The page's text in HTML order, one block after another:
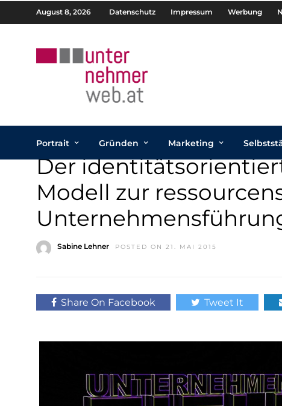
August 8, 2026 Datenschutz Impressum Werbung
Portrait Gründen Marketing
Der
Modell zur
Sabine Lehner POSTED ON 21. MAI 2015
Share On Facebook Tweet It